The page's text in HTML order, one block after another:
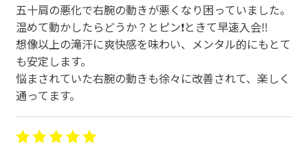
五十肩の悪化で右腕の動きが悪くなり困っていました。
温めて動かしたらどうか？とピン❗️ときて早速入会‼️
想像以上の滝汗に爽快感を味わい、メンタル的にもとて
も安定します。
悩まされていた右腕の動きも徐々に改善されて、楽しく
通ってます。